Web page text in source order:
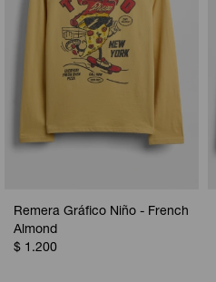
Remera Gráfico Niño - French
Almond
$ 1.200